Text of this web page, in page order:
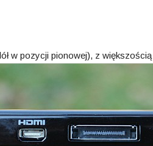
w pozycji pionowej), z